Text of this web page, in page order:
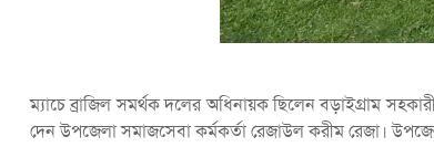
ম্যাচে ব্রাজিল সমর্থক দলের অধিনায়ক ছিলেন বড়াইগ্রাম
দেন উপজেলা সমাজসেবা কর্মকর্তা রেজাউল করীম রেজা।